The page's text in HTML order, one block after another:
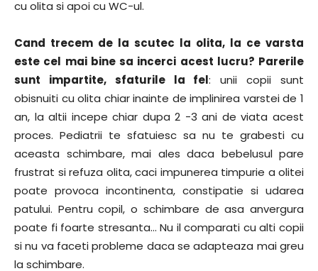
cu olita si apoi cu WC-ul.
Cand trecem de la scutec la olita, la ce varsta
este cel mai bine sa incerci acest lucru? Parerile
sunt impartite, sfaturile la fel: unii copii sunt
obisnuiti cu olita chiar inainte de implinirea varstei de 1
an, la altii incepe chiar dupa 2 -3 ani de viata acest
proces. Pediatrii te sfatuiesc sa nu te grabesti cu
aceasta schimbare, mai ales daca bebelusul pare
frustrat si refuza olita, caci impunerea timpurie a olitei
poate provoca incontinenta, constipatie si udarea
patului. Pentru copil, o schimbare de asa anvergura
poate fi foarte stresanta… Nu il comparati cu alti copii
si nu va faceti probleme daca se adapteaza mai greu
la schimbare.